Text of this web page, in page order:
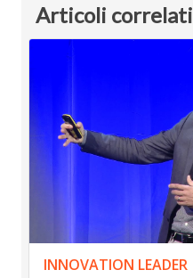
Articoli correlati
INNOVATION LEADER